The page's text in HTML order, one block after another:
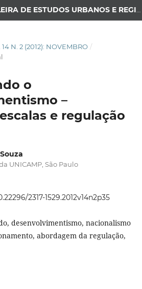
14 N. 2 (2012): NOVEMBRO /
o
–
e regulação
UNICAMP, São Paulo
2317-1529.2012v14n2p35
desenvolvimentismo, nacionalismo
abordagem da regulação,